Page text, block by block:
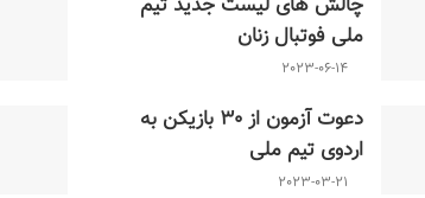
چالش هاى ليست جدید تيم
ملى فوتبال زنان
2023-06-14
دعوت آزمون از 30 بازیکن به
اردوی تیم ملی
2023-03-21